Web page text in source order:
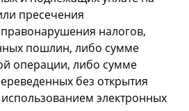
пресечения
налогов,
пошлин, либо сумме
операции, либо сумме
без открытия
использованием электронных